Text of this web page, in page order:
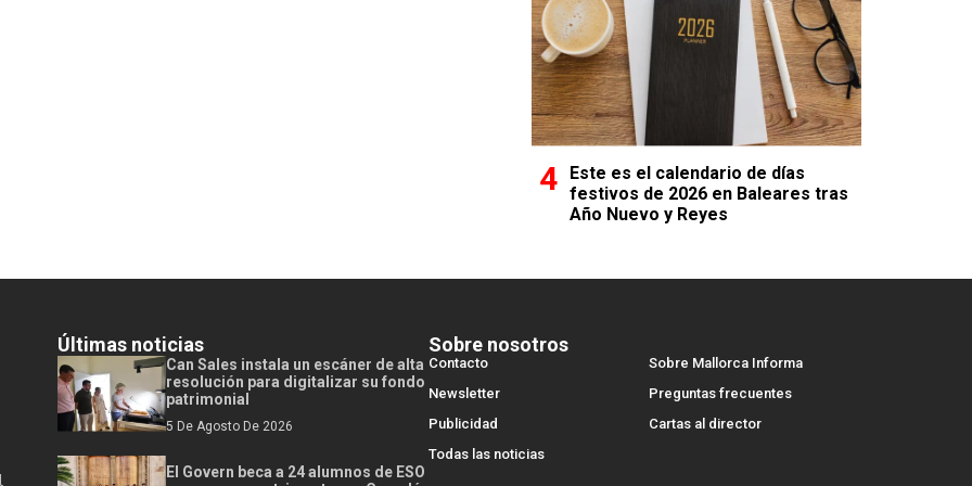
Este es el calendario de días
festivos de 2026 en Baleares tras
Año Nuevo y Reyes
Últimas noticias
Can Sales instala un escáner de alta
resolución para digitalizar su fondo
patrimonial
5 De Agosto De 2026
El Govern beca a 24 alumnos de ESO
Sobre nosotros
Contacto
Sobre Mallorca Informa
Newsletter
Preguntas frecuentes
Publicidad
Cartas al director
Todas las noticias